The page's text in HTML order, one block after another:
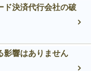
ド決済代行会社の破
影響はありません